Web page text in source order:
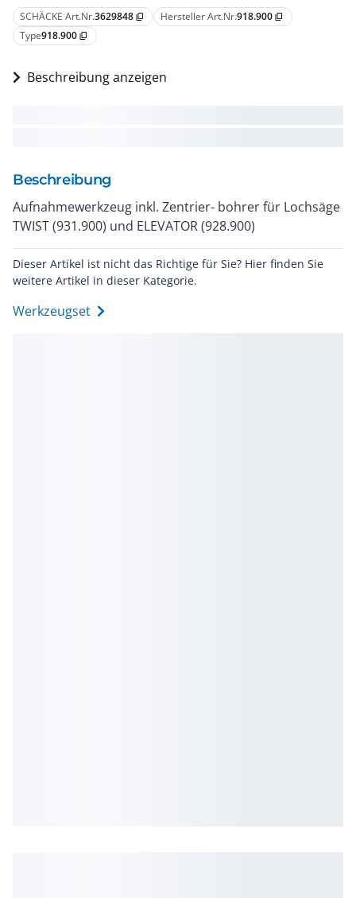
SCHÄCKE Art.Nr.3629848 content_copy Hersteller Art.Nr.918.900 content_copy
Type918.900 content_copy
Beschreibung anzeigen
Beschreibung
Aufnahmewerkzeug inkl. Zentrier- bohrer für Lochsäge
TWIST (931.900) und ELEVATOR (928.900)
Dieser Artikel ist nicht das Richtige für Sie? Hier finden Sie
weitere Artikel in dieser Kategorie.
Werkzeugset